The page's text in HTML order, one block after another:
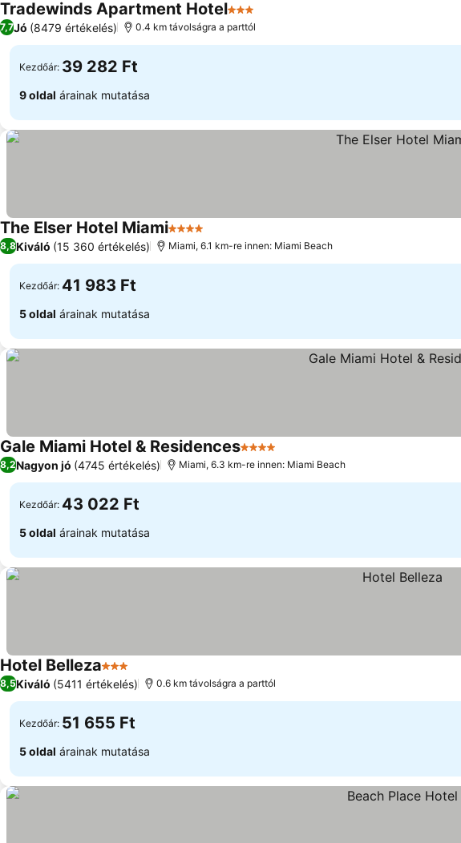
Tradewinds Apartment Hotel3 Kategória
7,7Jó (8479 értékelés) 0.4 km távolságra a parttól
Kezdőár: 39 282 Ft
9 oldal árainak mutatása
The Elser Hotel Miami4 Kategória
8,8Kiváló (15 360 értékelés) Miami, 6.1 km-re innen: Miami Beach
Kezdőár: 41 983 Ft
5 oldal árainak mutatása
Gale Miami Hotel & Residences4 Kategória
8,2Nagyon jó (4745 értékelés) Miami, 6.3 km-re innen: Miami Beach
Kezdőár: 43 022 Ft
5 oldal árainak mutatása
Hotel Belleza3 Kategória
8,5Kiváló (5411 értékelés) 0.6 km távolságra a parttól
Kezdőár: 51 655 Ft
5 oldal árainak mutatása